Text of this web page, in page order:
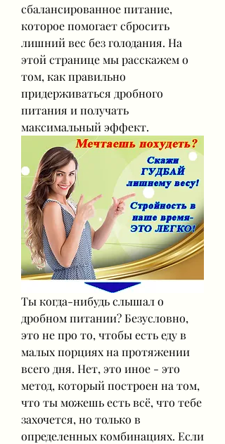
сбалансированное питание,
которое помогает сбросить
лишний вес без голодания. На
этой странице мы расскажем о
том, как правильно
придерживаться дробного
питания и получать
максимальный эффект.
Ты когда-нибудь слышал о
дробном питании? Безусловно,
это не про то, чтобы есть еду в
малых порциях на протяжении
всего дня. Нет, это иное - это
метод, который построен на том,
что ты можешь есть всё, что тебе
захочется, но только в
определенных комбинациях. Если